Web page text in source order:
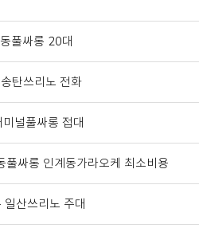
풀싸롱 20대
탄쓰리노 전화
널풀싸롱 접대
싸롱 인계동가라오케 최소비용
산쓰리노 주대